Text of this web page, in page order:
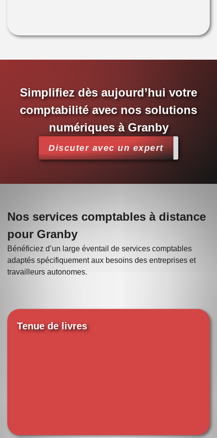
Simplifiez dès aujourd’hui votre
comptabilité avec nos solutions
numériques à Granby
Discuter avec un expert
Nos services comptables à distance
pour Granby
Bénéficiez d’un large éventail de services comptables
adaptés spécifiquement aux besoins des entreprises et
travailleurs autonomes.
Tenue de livres